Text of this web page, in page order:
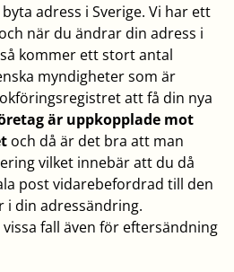
adress i Sverige. Vi har ett
när du ändrar din adress i
kommer ett stort antal
myndigheter som är
att få din nya
är uppkopplade mot
och då är det bra att man
vilket innebär att du då
post vidarebefordrad till den
i din adressändring.
fall även för eftersändning